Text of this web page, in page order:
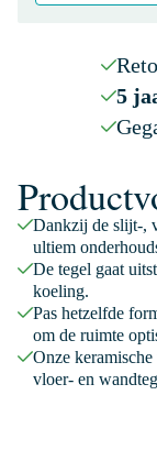
5
Dankzij de slijt-,
ultiem
De tegel gaat
koeling.
Pas hetzelfde
om de ruimte
Onze
vloer- en